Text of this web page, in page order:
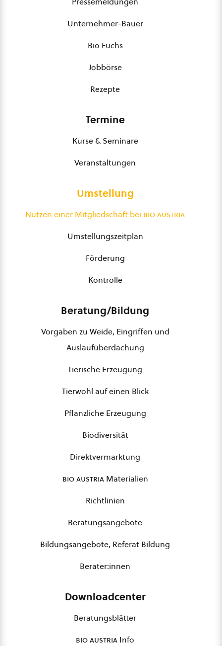
Unternehmer-Bauer
Bio Fuchs
Jobbörse
Rezepte
Termine
Kurse & Seminare
Veranstaltungen
Umstellung
Nutzen einer Mitgliedschaft bei bio austria
Umstellungszeitplan
Förderung
Kontrolle
Beratung/Bildung
Vorgaben zu Weide, Eingriffen und
Auslaufüberdachung
Tierische Erzeugung
Tierwohl auf einen Blick
Pflanzliche Erzeugung
Biodiversität
Direktvermarktung
bio austriaMaterialien
Richtlinien
Beratungsangebote
Bildungsangebote, Referat Bildung
Berater:innen
Downloadcenter
Beratungsblätter
bio austria Info